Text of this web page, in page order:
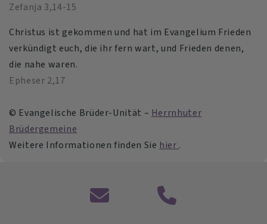
Zefanja 3,14-15
Christus ist gekommen und hat im Evangelium Frieden
verkündigt euch, die ihr fern wart, und Frieden denen,
die nahe waren.
Epheser 2,17
© Evangelische Brüder-Unität – Herrnhuter
Brüdergemeine
Weitere Informationen finden Sie hier .
Kontaktformular